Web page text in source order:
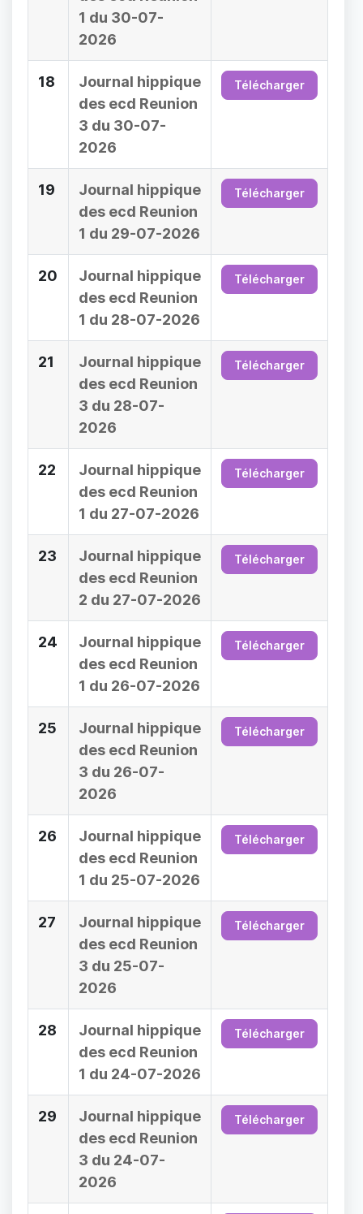
1 du 30-07-
2026
18
Journal hippique
des ecd Reunion
3 du 30-07-
2026
Télécharger
19
Journal hippique
des ecd Reunion
1 du 29-07-2026
Télécharger
20
Journal hippique
des ecd Reunion
1 du 28-07-2026
Télécharger
21
Journal hippique
des ecd Reunion
3 du 28-07-
2026
Télécharger
22
Journal hippique
des ecd Reunion
1 du 27-07-2026
Télécharger
23
Journal hippique
des ecd Reunion
2 du 27-07-2026
Télécharger
24
Journal hippique
des ecd Reunion
1 du 26-07-2026
Télécharger
25
Journal hippique
des ecd Reunion
3 du 26-07-
2026
Télécharger
26
Journal hippique
des ecd Reunion
1 du 25-07-2026
Télécharger
27
Journal hippique
des ecd Reunion
3 du 25-07-
2026
Télécharger
28
Journal hippique
des ecd Reunion
1 du 24-07-2026
Télécharger
29
Journal hippique
des ecd Reunion
3 du 24-07-
2026
Télécharger